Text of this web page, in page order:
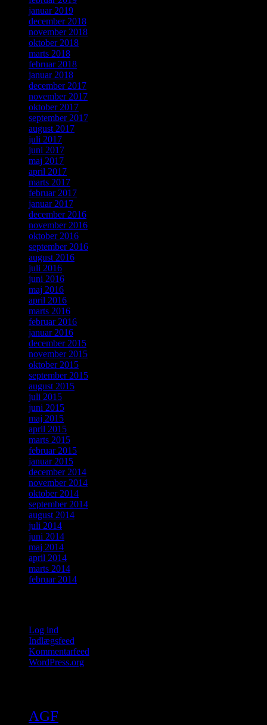
januar 2019
december 2018
november 2018
oktober 2018
marts 2018
februar 2018
januar 2018
december 2017
november 2017
oktober 2017
september 2017
august 2017
juli 2017
juni 2017
maj 2017
april 2017
marts 2017
februar 2017
januar 2017
december 2016
november 2016
oktober 2016
september 2016
august 2016
juli 2016
juni 2016
maj 2016
april 2016
marts 2016
februar 2016
januar 2016
december 2015
november 2015
oktober 2015
september 2015
august 2015
juli 2015
juni 2015
maj 2015
april 2015
marts 2015
februar 2015
januar 2015
december 2014
november 2014
oktober 2014
september 2014
august 2014
juli 2014
juni 2014
maj 2014
april 2014
marts 2014
februar 2014
Log ind
Indlægsfeed
Kommentarfeed
WordPress.org
AGF